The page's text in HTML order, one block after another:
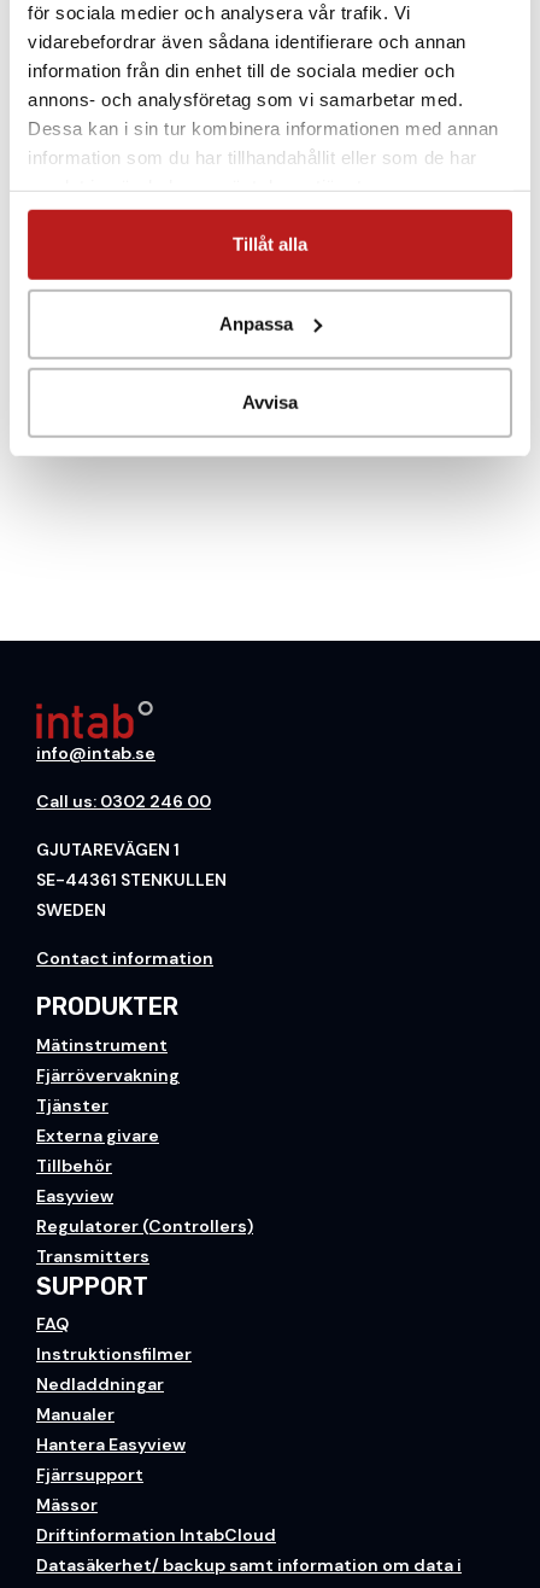
för sociala medier och analysera vår trafik. Vi
vidarebefordrar även sådana identifierare och annan
information från din enhet till de sociala medier och
annons- och analysföretag som vi samarbetar med.
Dessa kan i sin tur kombinera informationen med annan
information som du har tillhandahållit eller som de har
Tillåt alla
Anpassa
Avvisa
Givare perfekt för mätning i applikationer där loggern
måste placeras utanför och givaren föras in via
exempelvis en dörr. Den platta, flexibla kabeln är
utformad för att passera genom lucktätningen på ett
kylskåp eller en frys med minimal effekt.
info@intab.se
Call us: 0302 246 00
GJUTAREVÄGEN 1
SE-44361 STENKULLEN
SWEDEN
Contact information
PRODUKTER
Mätinstrument
Fjärrövervakning
Tjänster
Externa givare
Tillbehör
Easyview
Regulatorer (Controllers)
Transmitters
SUPPORT
FAQ
Instruktionsfilmer
Nedladdningar
Manualer
Hantera Easyview
Fjärrsupport
Mässor
Driftinformation IntabCloud
Datasäkerhet/ backup samt information om data i